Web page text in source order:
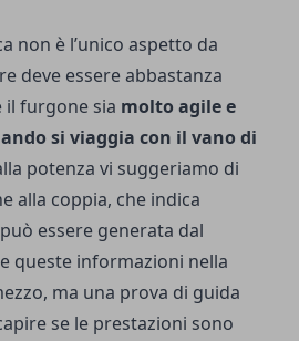
non è l’unico aspetto da
deve essere abbastanza
il furgone sia molto agile e
si viaggia con il vano di
potenza vi suggeriamo di
alla coppia, che indica
essere generata dal
queste informazioni nella
ma una prova di guida
se le prestazioni sono